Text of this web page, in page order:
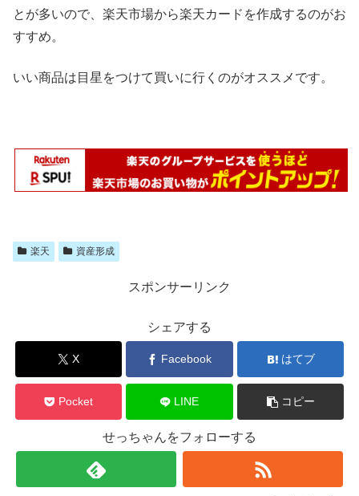
とが多いので、楽天市場から楽天カードを作成するのがお
すすめ。
いい商品は目星をつけて買いに行くのがオススメです。
楽天 資産形成
スポンサーリンク
シェアする
X Facebook はてブ
Pocket LINE コピー
せっちゃんをフォローする